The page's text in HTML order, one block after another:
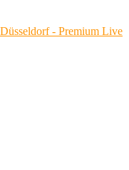
- Premium Live